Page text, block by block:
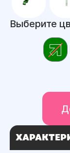
Выберите